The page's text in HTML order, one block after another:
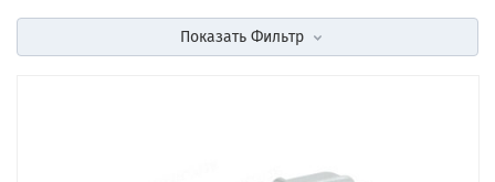
ПоказатьФильтр